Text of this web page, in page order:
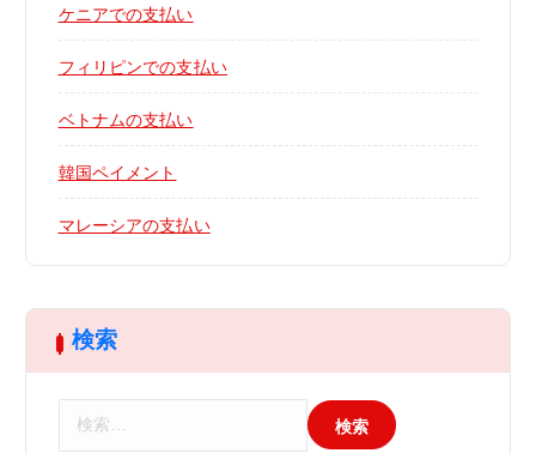
ケニアでの支払い
フィリピンでの支払い
ベトナムの支払い
韓国ペイメント
マレーシアの支払い
検索